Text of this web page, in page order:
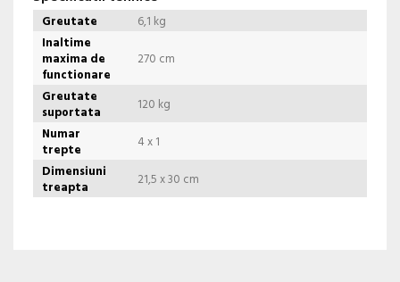
Greutate
6,1 kg
Inaltime
maxima de
functionare
270 cm
Greutate
suportata
120 kg
Numar
trepte
4 x 1
Dimensiuni
treapta
21,5 x 30 cm